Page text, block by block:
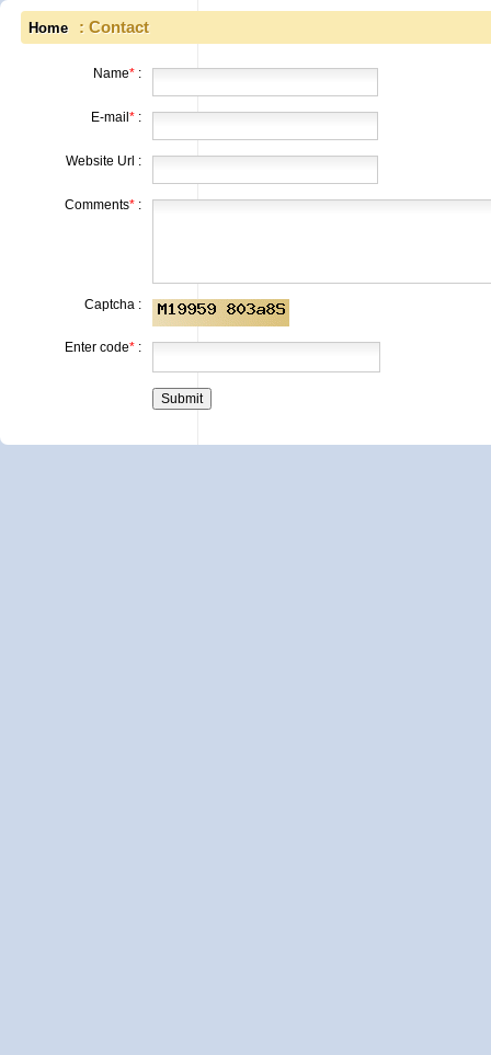
Home : Contact
Name* :
E-mail * :
Website Url :
Comments* :
Captcha :
Enter code* :